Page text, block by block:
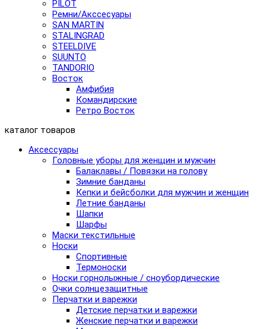
PILOT
Pемни/Акссесуары
SAN MARTIN
STALINGRAD
STEELDIVE
SUUNTO
TANDORIO
Восток
Амфибия
Командирские
Ретро Восток
каталог товаров
Аксессуары
Головные уборы для женщин и мужчин
Балаклавы / Повязки на голову
Зимние банданы
Кепки и бейсболки для мужчин и женщин
Летние банданы
Шапки
Шарфы
Маски текстильные
Носки
Спортивные
Термоноски
Носки горнолыжные / сноубордические
Очки солнцезащитные
Перчатки и варежки
Детские перчатки и варежки
Женские перчатки и варежки